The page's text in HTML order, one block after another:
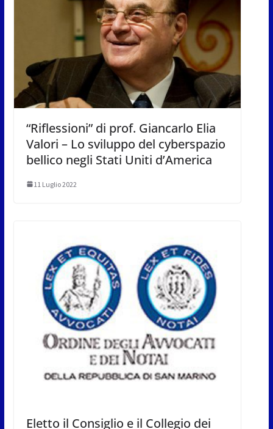
“Riflessioni” di prof. Giancarlo Elia
Valori – Lo sviluppo del cyberspazio
bellico negli Stati Uniti d’America
11 Luglio 2022
Eletto il Consiglio e il Collegio dei